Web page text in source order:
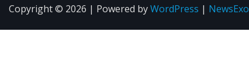
Copyright © 2026 | Powered byWordPress | NewsExo